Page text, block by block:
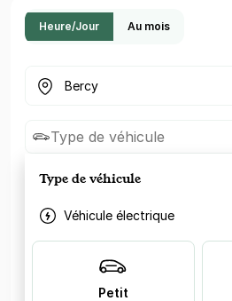
Heure/Jour Au mois
Où cherchez-vous un parking ?
Type de véhicule
Type de véhicule
Véhicule électrique
Petit